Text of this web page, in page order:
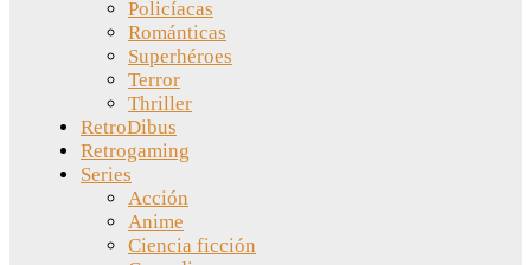
Policíacas
Románticas
Superhéroes
Terror
Thriller
RetroDibus
Retrogaming
Series
Acción
Anime
Ciencia ficción